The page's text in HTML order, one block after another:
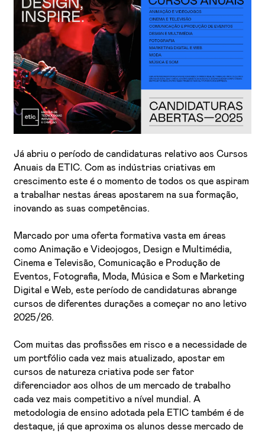
Motivo
Mensagem
Li e aceito a Política de Privacidade
Aceito receber emails sobre novidades da ETIC
Já abriu o período de candidaturas relativo aos Cursos
Anuais da ETIC. Com as indústrias criativas em
crescimento este é o momento de todos os que aspiram
a trabalhar nestas áreas apostarem na sua formação,
inovando as suas competências.
Marcado por uma oferta formativa vasta em áreas
como Animação e Videojogos, Design e Multimédia,
Cinema e Televisão, Comunicação e Produção de
Eventos, Fotografia, Moda, Música e Som e Marketing
Digital e Web, este período de candidaturas abrange
cursos de diferentes durações a começar no ano letivo
2025/26.
Com muitas das profissões em risco e a necessidade de
um portfólio cada vez mais atualizado, apostar em
cursos de natureza criativa pode ser fator
diferenciador aos olhos de um mercado de trabalho
cada vez mais competitivo a nível mundial. A
metodologia de ensino adotada pela ETIC também é de
destaque, já que aproxima os alunos desse mercado de